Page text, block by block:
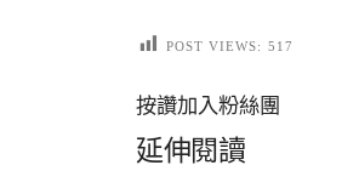
POST VIEWS: 517
按讚加入粉絲團
延伸閱讀